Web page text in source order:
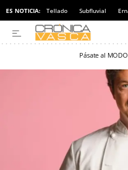
ES NOTICIA: Tellado Subfluvial
Pásate al